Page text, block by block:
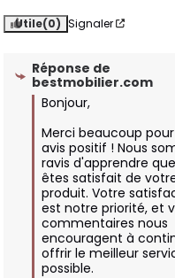
Utile(0) Signaler
Réponse de
bestmobilier.com
Bonjour,
Merci beaucoup
avis positif ! Nous
ravis d'apprendre
êtes satisfait de
produit. Votre
est notre priorité, et
commentaires nous
encouragent à
offrir le meilleur
possible.